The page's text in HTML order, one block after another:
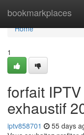
bookmarkplaces
Home
Home
1
forfait
exhaustif
iptv858701 55 days